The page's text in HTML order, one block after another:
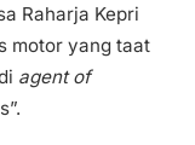
Raharja Kepri
motor yang taat
agent of